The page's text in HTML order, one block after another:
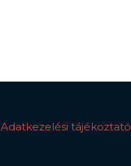
Adatkezelési tájékoztató